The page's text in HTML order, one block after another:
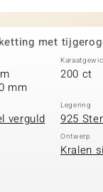
met
mm
200 ct
verguld
Legering
925
Ontwerp
Kralen